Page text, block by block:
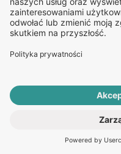
ramieniu lub poniżej
uczucie pełności,
uczucie dyskomfortu w
żołądka,
skrajne osłabienie,
przyspieszone lub
nagłe osłabienie lub